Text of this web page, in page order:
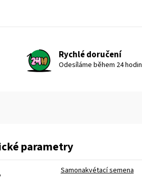
Rychlé doručení
Odesíláme během 24 hodin
parametry
Samonakvétací semena